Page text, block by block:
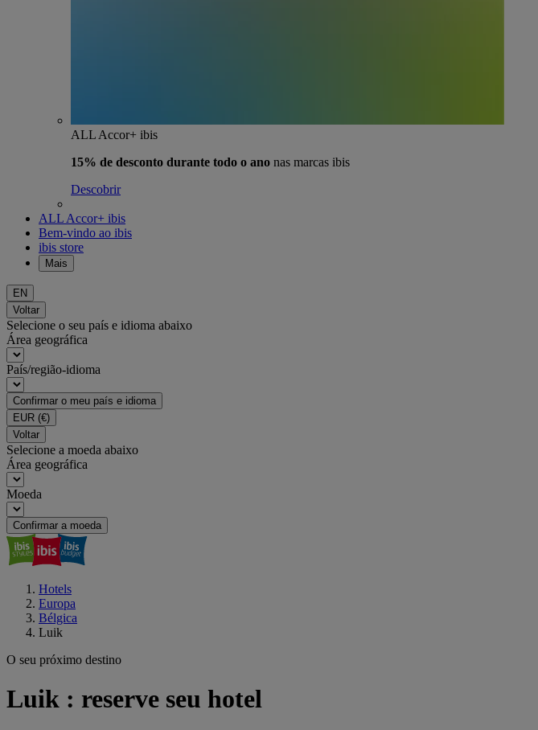
ALL Accor+ ibis
15% de desconto durante todo o ano nas marcas ibis
Descobrir
ALL Accor+ ibis
Bem-vindo ao ibis
ibis store
Mais
EN
Voltar
Selecione o seu país e idioma abaixo
Área geográfica
País/região-idioma
Confirmar o meu país e idioma
EUR (€)
Voltar
Selecione a moeda abaixo
Área geográfica
Moeda
Confirmar a moeda
Hotels
Europa
Bélgica
Luik
O seu próximo destino
Luik : reserve seu hotel